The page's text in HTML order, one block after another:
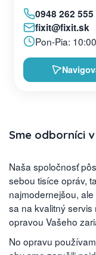
0948 262 555
fixit@fixit.sk
Pon-Pia:
Sme odborníci
Naša spoločnosť
sebou tisíce opráv,
najmodernejšou,
sa na kvalitný
opravou Vašeho
No opravu